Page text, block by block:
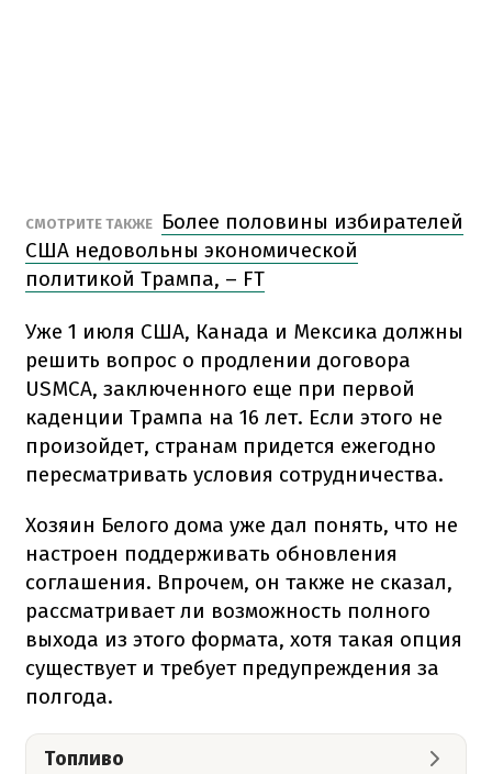
СМОТРИТЕ ТАКЖЕ
Более половины избирателей
США недовольны экономической
политикой Трампа, – FT
Уже 1 июля США, Канада и Мексика должны
решить вопрос о продлении договора
USMCA, заключенного еще при первой
каденции Трампа на 16 лет. Если этого не
произойдет, странам придется ежегодно
пересматривать условия сотрудничества.
Хозяин Белого дома уже дал понять, что не
настроен поддерживать обновления
соглашения. Впрочем, он также не сказал,
рассматривает ли возможность полного
выхода из этого формата, хотя такая опция
существует и требует предупреждения за
полгода.
Топливо